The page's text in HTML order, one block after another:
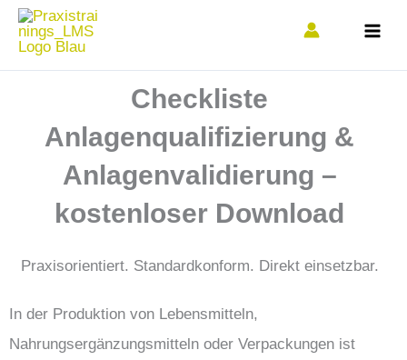
Zum
Inhalt
springen
Checkliste
Anlagenqualifizierung &
Anlagenvalidierung –
kostenloser Download
Praxisorientiert. Standardkonform. Direkt einsetzbar.
In der Produktion von Lebensmitteln,
Nahrungsergänzungsmitteln oder Verpackungen ist